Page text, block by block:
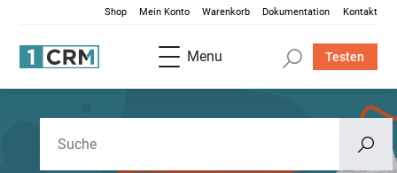
Shop Mein Konto Warenkorb Dokumentation Kontakt
Menu Testen